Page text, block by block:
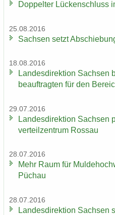
Dop­pel­ter Lü­cken­schluss
25.08.2016
Sach­sen setzt
18.08.2016
Lan­des­di­rek­ti­on Sach­sen
be­auf­trag­ten für den
29.07.2016
Lan­des­di­rek­ti­on Sach­sen
ver­teil­zen­trum Ros­sau
28.07.2016
Mehr Raum für
Püchau
28.07.2016
Lan­des­di­rek­ti­on Sach­sen